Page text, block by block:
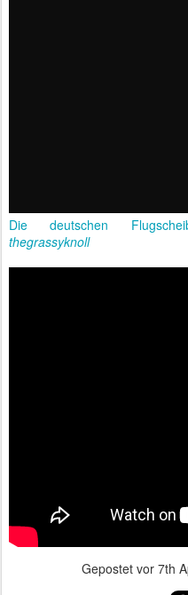
Die deutschen
thegrassyknoll
Gepostet vor 7th